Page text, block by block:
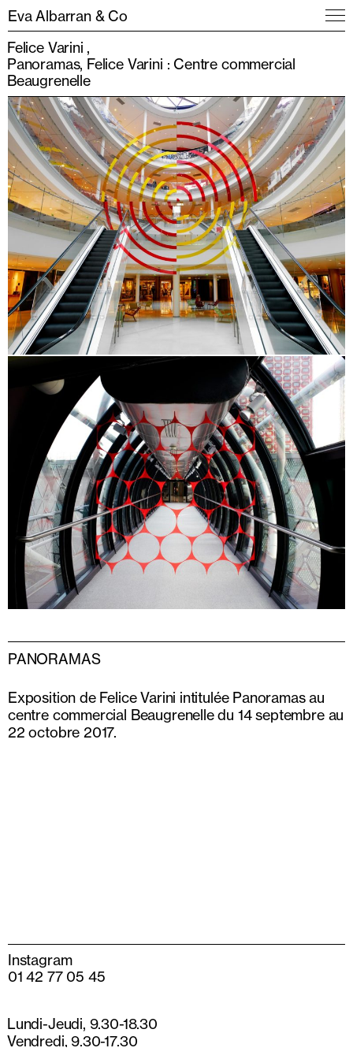
Eva Albarran & Co
Felice Varini
Panoramas, Felice Varini : Centre commercial
Beaugrenelle
PANORAMAS
Exposition de Felice Varini intitulée Panoramas au
centre commercial Beaugrenelle du 14 septembre au
22 octobre 2017.
Instagram
01 42 77 05 45
Lundi-Jeudi, 9.30-18.30
Vendredi, 9.30-17.30